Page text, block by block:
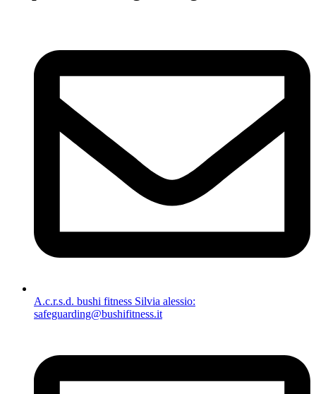
A.c.r.s.d. bushi fitness Silvia alessio:
safeguarding@bushifitness.it